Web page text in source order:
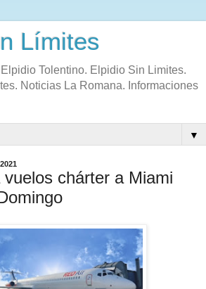
Límites
Tolentino. Elpidio Sin Limites.
Noticias La Romana. Informaciones
▼
vuelos chárter a Miami